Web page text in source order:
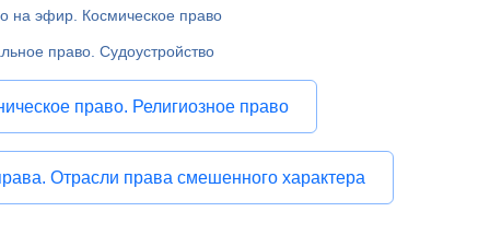
на эфир. Космическое право
право. Судоустройство
право. Религиозное право
Отрасли права смешенного характера